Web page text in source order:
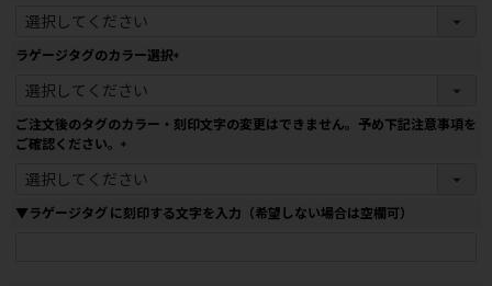
必
須
ラゲージタグのカラー選択
須
ご注文後のタグのカラー・刻印文字の変更はできません。予め下記注意事項を
ご確認ください。
必
須
▼ラゲージタグ に刻印する文字を入力（希望しない場合は空欄可）